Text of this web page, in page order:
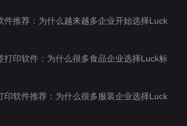
件推荐：为什么越来越多企业开始选择Luck
打印软件：为什么很多食品企业选择Luck标
印软件推荐：为什么很多服装企业选择Luck